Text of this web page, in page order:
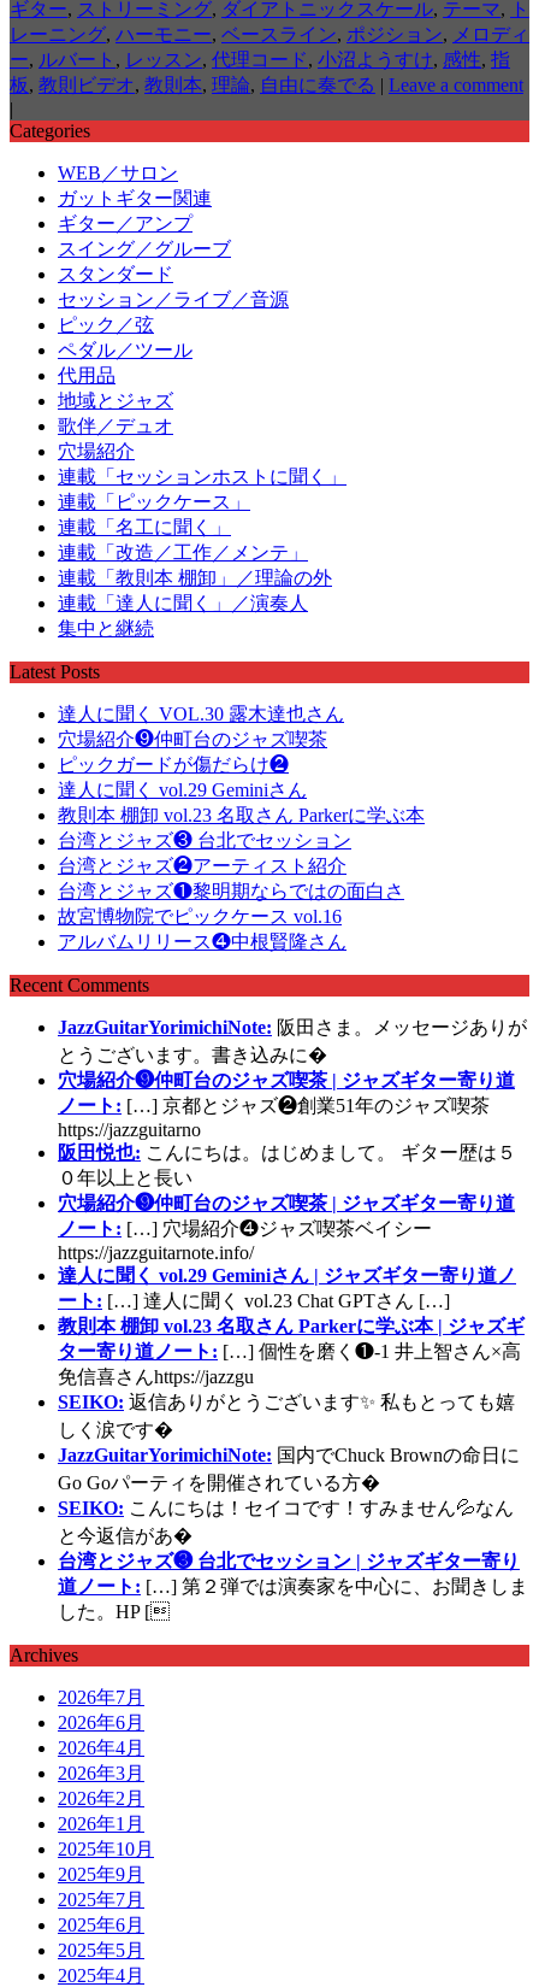
ギター, ストリーミング, ダイアトニックスケール, テーマ,
ト
レーニング, ハーモニー, ベースライン, ポジション, メロディ
ー, ルバート , レッスン, 代理コード, 小沼ようすけ, 感性, 指
板, 教則ビデオ, 教則本, 理論, 自由に奏でる | Leave a comment
|
Categories
WEB／サロン
ガットギター関連
ギター／アンプ
スイング／グルーブ
スタンダード
セッション／ライブ／音源
ピック／弦
ペダル／ツール
代用品
地域とジャズ
歌伴／デュオ
穴場紹介
連載「セッションホストに聞く」
連載「ピックケース」
連載「名工に聞く」
連載「改造／工作／メンテ」
連載「教則本 棚卸」／理論の外
連載「達人に聞く」／演奏人
集中と継続
Latest Posts
達人に聞く VOL.30 露木達也さん
穴場紹介❾仲町台のジャズ喫茶
ピックガードが傷だらけ❷
達人に聞く vol.29 Geminiさん
教則本 棚卸 vol.23 名取さん Parkerに学ぶ本
台湾とジャズ❸ 台北でセッション
台湾とジャズ❷アーティスト紹介
台湾とジャズ❶黎明期ならではの面白さ
故宮博物院でピックケース vol.16
アルバムリリース❹中根賢隆さん
Recent Comments
JazzGuitarYorimichiNote: 阪田さま。メッセージありが
とうございます。書き込みに�
穴場紹介❾仲町台のジャズ喫茶 | ジャズギター寄り道
ノート: […] 京都とジャズ❷創業51年のジャズ喫茶
https://jazzguitarno
阪田悦也: こんにちは。はじめまして。 ギター歴は５
０年以上と長い
穴場紹介❾仲町台のジャズ喫茶 | ジャズギター寄り道
ノート: […] 穴場紹介❹ジャズ喫茶ベイシー
https://jazzguitarnote.info/
達人に聞く vol.29 Geminiさん | ジャズギター寄り道ノ
ート: […] 達人に聞く vol.23 Chat GPTさん […]
教則本 棚卸 vol.23 名取さん Parkerに学ぶ本 | ジャズギ
ター寄り道ノート: […] 個性を磨く❶-1 井上智さん×高
免信喜さんhttps://jazzgu
SEIKO: 返信ありがとうございます✨ 私もとっても嬉
しく涙です�
JazzGuitarYorimichiNote: 国内でChuck Brownの命日に
Go Goパーティを開催されている方�
SEIKO: こんにちは！セイコです！すみません💦なん
と今返信があ�
台湾とジャズ❸ 台北でセッション | ジャズギター寄り
道ノート: […] 第２弾では演奏家を中心に、お聞きしま
した。HP [
Archives
2026年7月
2026年6月
2026年4月
2026年3月
2026年2月
2026年1月
2025年10月
2025年9月
2025年7月
2025年6月
2025年5月
2025年4月